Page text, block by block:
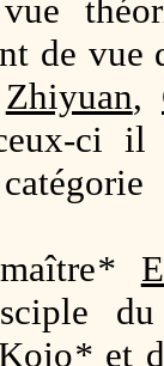
de vue
Zhiyuan,
ci
*
Kojo* et